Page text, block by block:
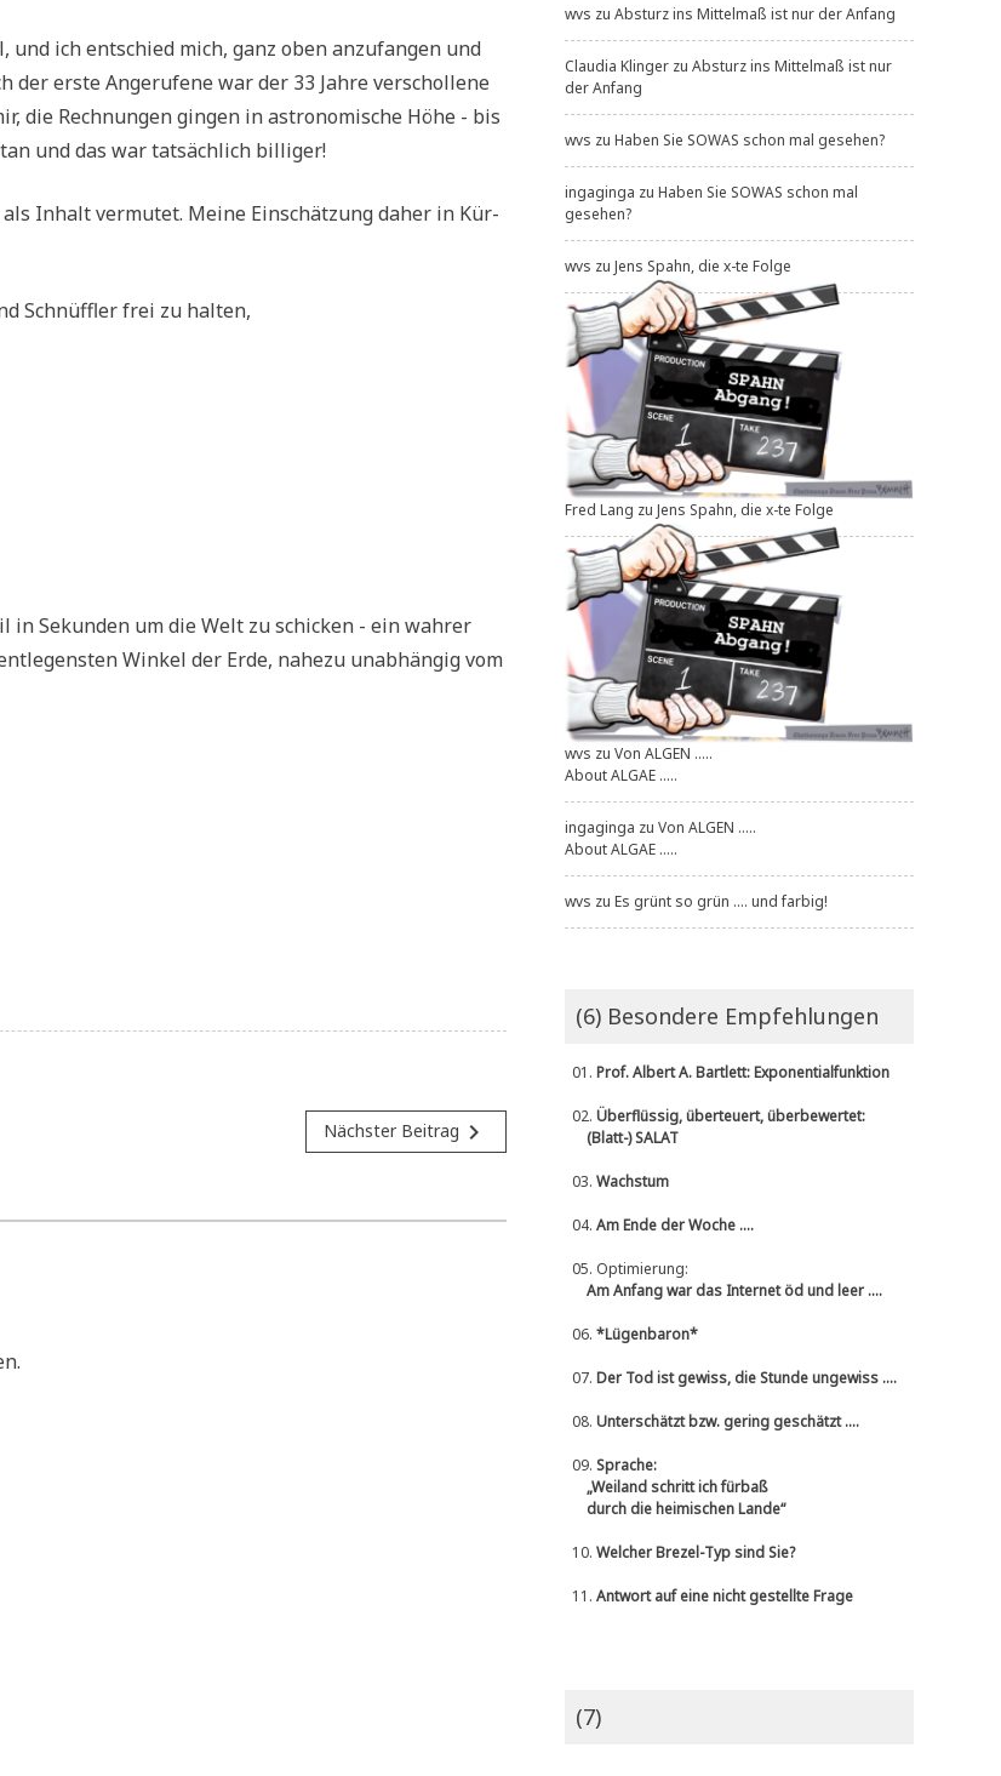
ich ent­schied mich, ganz oben anzu­fan­gen und
der erste Ange­ru­fe­ne war der 33 Jah­re ver­schol­le­ne
die Rech­nun­gen gin­gen in astro­no­mi­sche Höhe - bis
und das war tat­säch­lich billiger!
Inhalt ver­mu­tet. Mei­ne Ein­schät­zung daher in Kür­
Schnüff­ler frei zu halten,
Sekun­den um die Welt zu schicken - ein wah­rer
Win­kel der Erde, nahe­zu unab­hän­gig vom
Nächster Beitrag navigate_next
wvs zu Absturz ins Mittelmaß ist nur der Anfang
Claudia Klinger zu Absturz ins Mittelmaß ist nur
der Anfang
wvs zu Haben Sie SOWAS schon mal gesehen?
ingaginga zu Haben Sie SOWAS schon mal
gesehen?
wvs zu Jens Spahn, die x-te Folge
Fred Lang zu Jens Spahn, die x-te Folge
wvs zu Von ALGEN .....
About ALGAE .....
ingaginga zu Von ALGEN .....
About ALGAE .....
wvs zu Es grünt so grün .... und farbig!
(6) Besondere Empfehlungen
01. Prof. Albert A. Bartlett: Exponentialfunktion
02. Überflüssig, überteuert, überbewertet:
(Blatt-) SALAT
03. Wachstum
04. Am Ende der Woche ....
05. Optimierung:
Am Anfang war das Internet öd und leer ....
06. *Lügenbaron*
07. Der Tod ist gewiss, die Stunde ungewiss ....
08. Unterschätzt bzw. gering geschätzt ....
09. Sprache:
„Weiland schritt ich fürbaß
durch die heimischen Lande“
10. Welcher Brezel-Typ sind Sie?
11. Antwort auf eine nicht gestellte Frage
(7)